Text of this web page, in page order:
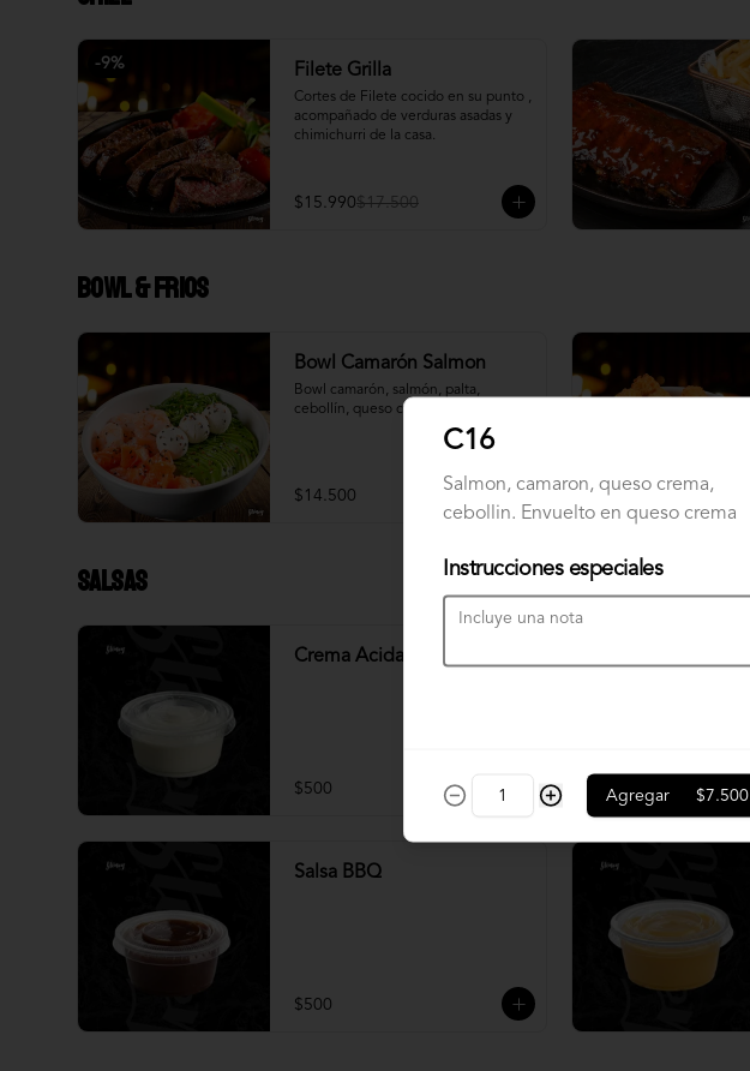
-9% Filete Grilla
Cortes de Filete cocido en su punto ,
acompañado de verduras asadas y
chimichurri de la casa.
$15.990$17.500
Bowl & frios
Bowl Camarón Salmon
Bowl camarón, salmón, palta,
cebollín, queso crema.
$14.500
Salsas
Crema Acida
$500
Salsa BBQ
$500
C16
Salmon, camaron, queso crema,
cebollin. Envuelto en queso crema
Instrucciones especiales
Agregar $7.500